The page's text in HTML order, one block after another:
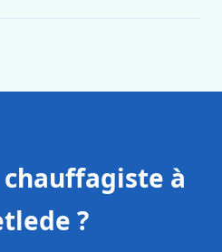
à
?